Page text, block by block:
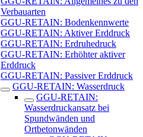
Verbauarten
GGU-RETAIN: Bodenkennwerte
GGU-RETAIN: Aktiver Erddruck
GGU-RETAIN: Erdruhedruck
GGU-RETAIN: Erhöhter aktiver
Erddruck
GGU-RETAIN: Passiver Erddruck
GGU-RETAIN: Wasserdruck
GGU-RETAIN:
Wasserdruckansatz bei
Spundwänden und
Ortbetonwänden